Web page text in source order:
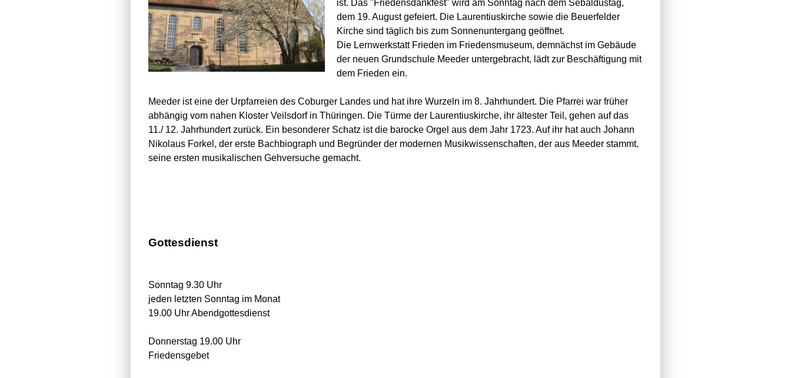
ist. Das "Friedensdankfest" wird am Sonntag nach dem Sebaldustag,
dem 19. August gefeiert. Die Laurentiuskirche sowie die Beuerfelder
Kirche sind täglich bis zum Sonnenuntergang geöffnet.
Die Lernwerkstatt Frieden im Friedensmuseum, demnächst im Gebäude
der neuen Grundschule Meeder untergebracht, lädt zur Beschäftigung mit
dem Frieden ein.
Meeder ist eine der Urpfarreien des Coburger Landes und hat ihre Wurzeln im 8. Jahrhundert. Die Pfarrei war früher
abhängig vom nahen Kloster Veilsdorf in Thüringen. Die Türme der Laurentiuskirche, ihr ältester Teil, gehen auf das
11./ 12. Jahrhundert zurück. Ein besonderer Schatz ist die barocke Orgel aus dem Jahr 1723. Auf ihr hat auch Johann
Nikolaus Forkel, der erste Bachbiograph und Begründer der modernen Musikwissenschaften, der aus Meeder stammt,
seine ersten musikalischen Gehversuche gemacht.
Gottesdienst
Sonntag 9.30 Uhr
jeden letzten Sonntag im Monat
19.00 Uhr Abendgottesdienst
Donnerstag 19.00 Uhr
Friedensgebet